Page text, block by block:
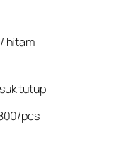
hitam
tutup
pcs